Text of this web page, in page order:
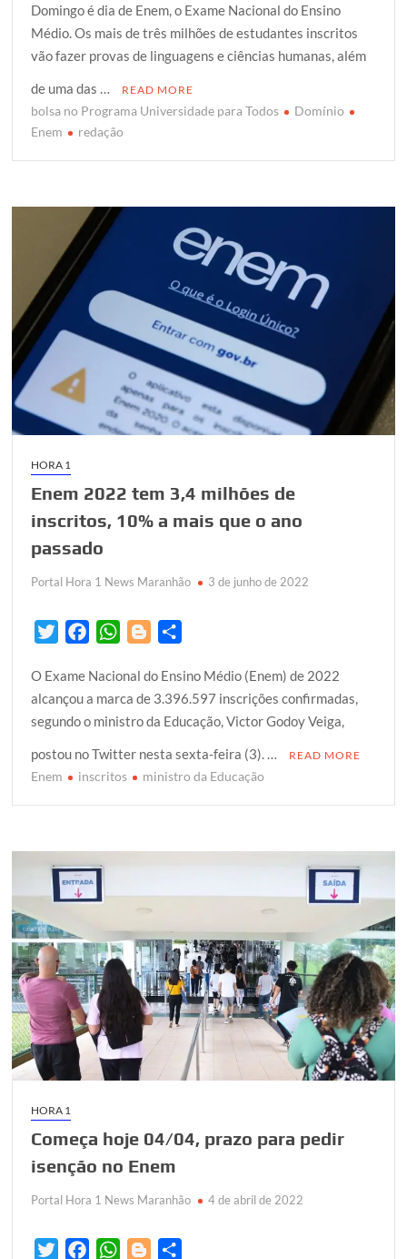
i
t
t
e
r
c
e
b
o
o
k
a
t
s
A
p
p
o
g
g
e
r
a
r
e
Domingo é dia de Enem, o Exame Nacional do Ensino
Médio. Os mais de três milhões de estudantes inscritos
vão fazer provas de linguagens e ciências humanas, além
de uma das …
READ MORE
bolsa no Programa Universidade para Todos
Domínio
Enem
redação
HORA 1
Enem 2022 tem 3,4 milhões de
inscritos, 10% a mais que o ano
passado
Portal Hora 1 News Maranhão 3 de junho de 2022
i
t
t
e
r
c
e
b
o
o
W
a
t
s
A
p
o
g
g
e
r
a
r
e
O Exame Nacional do Ensino Médio (Enem) de 2022
alcançou a marca de 3.396.597 inscrições confirmadas,
segundo o ministro da Educação, Victor Godoy Veiga,
postou no Twitter nesta sexta-feira (3). …
READ MORE
Enem inscritos ministro da Educação
HORA 1
Começa hoje 04/04, prazo para pedir
isenção no Enem
Portal Hora 1 News Maranhão 4 de abril de 2022
W